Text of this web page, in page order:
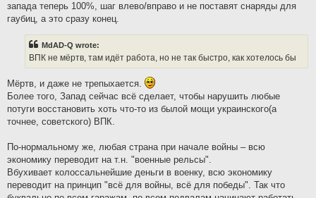
запада теперь 100%, шаг влево/вправо и не поставят снаряды для
гаубиц, а это сразу конец.
MdAD-Q wrote:
ВПК не мёртв, там идёт работа, но не так быстро, как хотелось бы
Мёртв, и даже не трепыхается.
Более того, Запад сейчас всё сделает, чтобы нарушить любые
потуги восстановить хоть что-то из былой мощи украинского(а
точнее, советского) ВПК.
По-нормальному же, любая страна при начале войны – всю
экономику переводит на т.н. "военные рельсы".
Вбухивает колоссальнейшие деньги в военку, всю экономику
переводит на принцип "всё для войны, всё для победы". Так что